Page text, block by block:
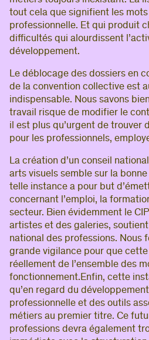
tout cela que signifient les
professionnelle. Et qui produit
difficultés qui alourdissent
développement.
Le déblocage des dossiers en
de la convention collective est
indispensable. Nous savons
travail risque de modifier le
il est plus qu’urgent de trouver
pour les professionnels,
La création d’un conseil
arts visuels semble sur la bonne
telle instance a pour but
concernant l’emploi, la
secteur. Bien évidemment le
artistes et des galeries,
national des professions. Nous
grande vigilance pour que
réellement de l’ensemble des
fonctionnement.Enfin, cette
qu’en regard du
professionnelle et des outils
métiers au premier titre. Ce
professions devra également